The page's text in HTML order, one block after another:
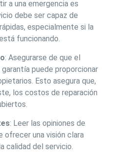
a una emergencia es
debe ser capaz de
especialmente si la
funcionando.
: Asegurarse de que el
puede proporcionar
Esto asegura que,
los costos de reparación
: Leer las opiniones de
ofrecer una visión clara
calidad del servicio.